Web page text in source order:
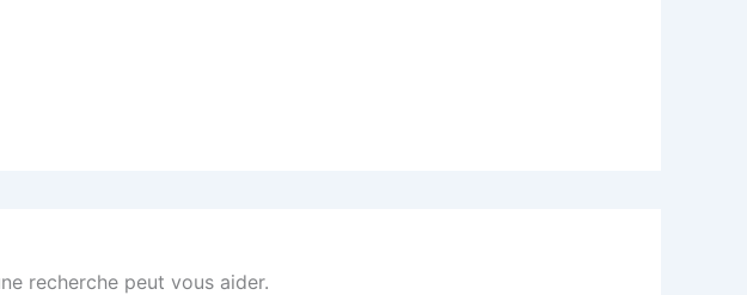
recherche peut vous aider.